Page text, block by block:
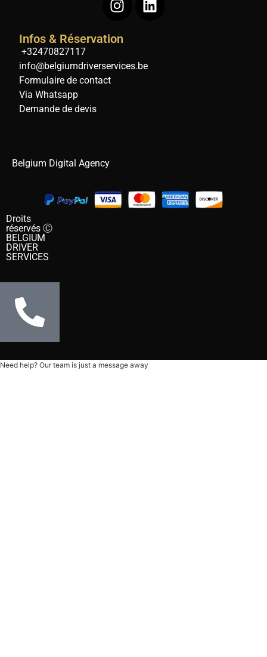
Infos & Réservation
+32470827117
info@belgiumdriverservices.be
Formulaire de contact
Via Whatsapp
Demande de devis
Belgium Digital Agency
Droits
réservés Ⓒ
BELGIUM
DRIVER
SERVICES
Need help? Our team is just a message away